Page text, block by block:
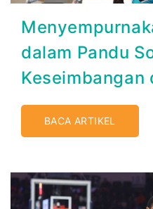
dalam Pandu
Keseimbangan
BACA ARTIKEL